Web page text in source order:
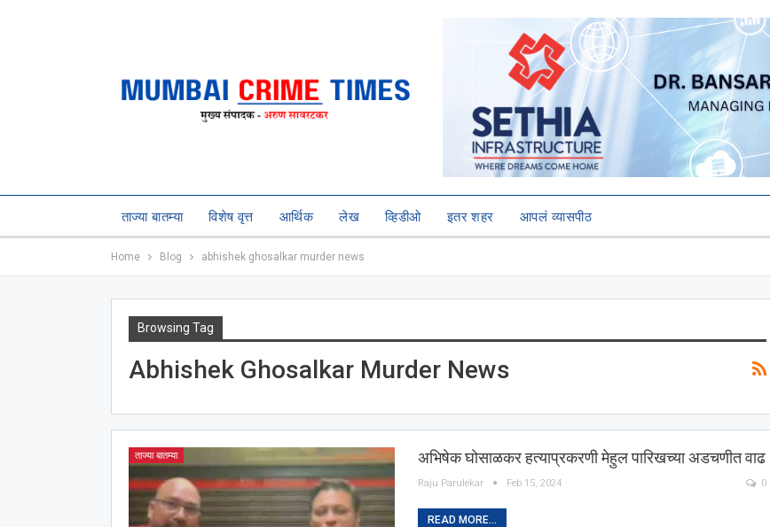
ताज्या बातम्या विशेष वृत्त आर्थिक लेख व्हिडीओ इतर शहर आपलं व्यासपीठ
Home Blog abhishek ghosalkar murder news
Browsing Tag
Abhishek Ghosalkar Murder News
ताज्या बातम्या अभिषेक घोसाळकर हत्याप्रकरणी मेहुल पारिखच्या अडचणीत वाढ
Raju Parulekar Feb 15, 2024 0
READ MORE...